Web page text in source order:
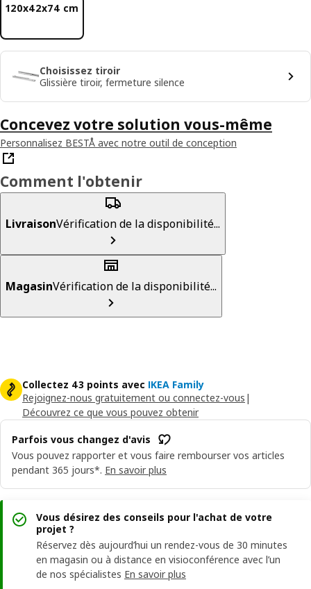
120x42x74 cm
Choisissez tiroir
Glissière tiroir, fermeture silence
Concevez votre solution vous-même
Personnalisez BESTÅ avec notre outil de conception
Comment l'obtenir
LivraisonVérification de la disponibilité...
MagasinVérification de la disponibilité...
Collectez 43 points avec IKEA Family
Rejoignez-nous gratuitement ou connectez-vous |
Découvrez ce que vous pouvez obtenir
Parfois vous changez d'avis
Vous pouvez rapporter et vous faire rembourser vos articles
pendant 365 jours*. En savoir plus
Vous désirez des conseils pour l'achat de votre
projet ?
Réservez dès aujourd’hui un rendez-vous de 30 minutes
en magasin ou à distance en visioconférence avec l’un
de nos spécialistes En savoir plus